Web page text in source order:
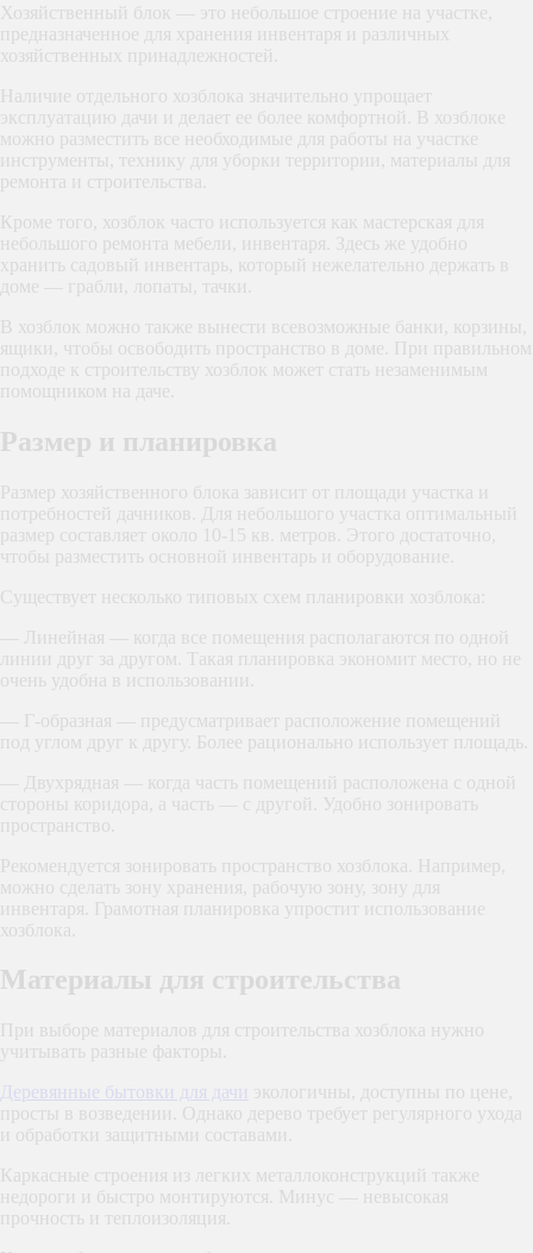
Хозяйственный блок — это небольшое строение на участке,
предназначенное для хранения инвентаря и различных
хозяйственных принадлежностей.
Наличие отдельного хозблока значительно упрощает
эксплуатацию дачи и делает ее более комфортной. В хозблоке
можно разместить все необходимые для работы на участке
инструменты, технику для уборки территории, материалы для
ремонта и строительства.
Кроме того, хозблок часто используется как мастерская для
небольшого ремонта мебели, инвентаря. Здесь же удобно
хранить садовый инвентарь, который нежелательно держать в
доме — грабли, лопаты, тачки.
В хозблок можно также вынести всевозможные банки, корзины,
ящики, чтобы освободить пространство в доме. При правильном
подходе к строительству хозблок может стать незаменимым
помощником на даче.
Размер и планировка
Размер хозяйственного блока зависит от площади участка и
потребностей дачников. Для небольшого участка оптимальный
размер составляет около 10-15 кв. метров. Этого достаточно,
чтобы разместить основной инвентарь и оборудование.
Существует несколько типовых схем планировки хозблока:
— Линейная — когда все помещения располагаются по одной
линии друг за другом. Такая планировка экономит место, но не
очень удобна в использовании.
— Г-образная — предусматривает расположение помещений
под углом друг к другу. Более рационально использует площадь.
— Двухрядная — когда часть помещений расположена с одной
стороны коридора, а часть — с другой. Удобно зонировать
пространство.
Рекомендуется зонировать пространство хозблока. Например,
можно сделать зону хранения, рабочую зону, зону для
инвентаря. Грамотная планировка упростит использование
хозблока.
Материалы для строительства
При выборе материалов для строительства хозблока нужно
учитывать разные факторы.
Деревянные бытовки для дачи
экологичны, доступны по цене,
просты в возведении. Однако дерево требует регулярного ухода
и обработки защитными составами.
Каркасные строения из легких металлоконструкций также
недороги и быстро монтируются. Минус — невысокая
прочность и теплоизоляция.